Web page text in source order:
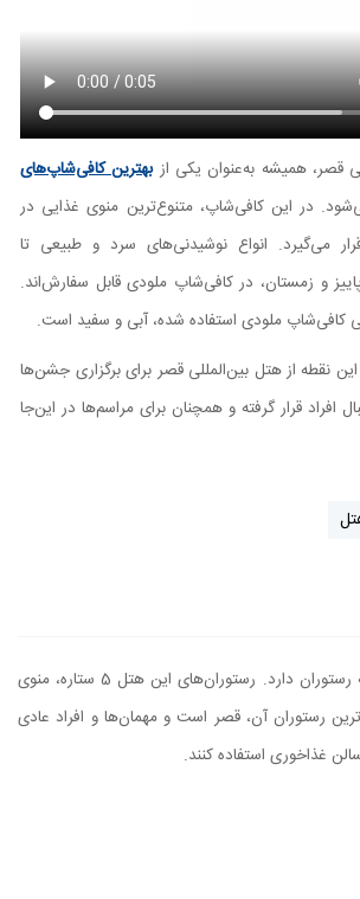
قصر، همیشه به‌عنوان یکی از بهترین کافی‌شاپ‌های
در این کافی‌شاپ، متنوع‌ترین منوی غذایی در
قرار می‌گیرد. انواع نوشیدنی‌های سرد و طبیعی تا
و زمستان، در کافی‌شاپ ملودی قابل سفارش‌اند.
کافی‌شاپ ملودی استفاده شده، آبی و سفید است.
از همان ابتدای فعالیت، این نقطه از هتل بین‌المللی قصر برای برگزاری جشن‌‎‌ها
افراد قرار گرفته و همچنان برای مراسم‌ها در این‌جا
هتل بین‌المللی قصر، سه رستوران دارد. رستوران‌های این هتل 5 ستاره، منوی
رستوران آن، قصر است و مهمان‌ها و افراد عادی
غذاخوری استفاده کنند.